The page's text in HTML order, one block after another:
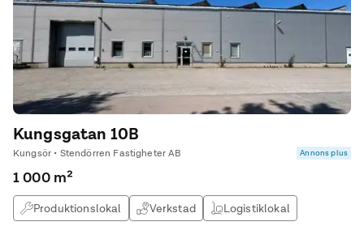
Kungsgatan 10B
Kungsör • Stendörren Fastigheter AB Annons plus
1 000 m²
Produktionslokal Verkstad
Logistiklokal